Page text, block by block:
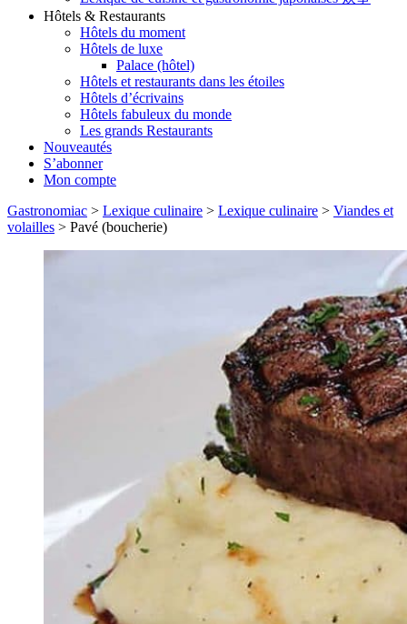
Hôtels & Restaurants
Hôtels du moment
Hôtels de luxe
Palace (hôtel)
Hôtels et restaurants dans les étoiles
Hôtels d’écrivains
Hôtels fabuleux du monde
Les grands Restaurants
Nouveautés
S’abonner
Mon compte
Gastronomiac > Lexique culinaire > Lexique culinaire > Viandes et
volailles > Pavé (boucherie)